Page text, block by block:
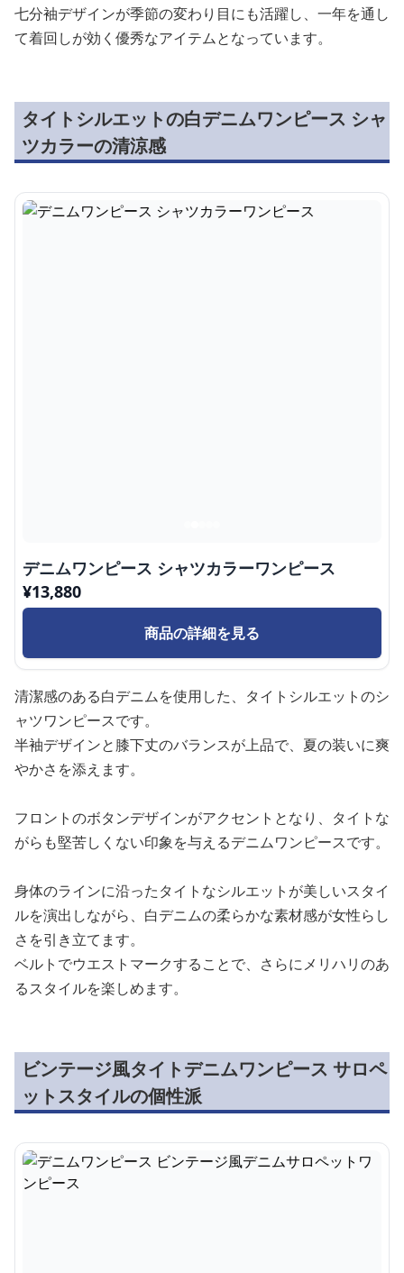
七分袖デザインが季節の変わり目にも活躍し、一年を通し
て着回しが効く優秀なアイテムとなっています。
タイトシルエットの白デニムワンピース シャ
ツカラーの清涼感
デニムワンピース シャツカラーワンピース
¥13,880
商品の詳細を見る
清潔感のある白デニムを使用した、タイトシルエットのシ
ャツワンピースです。
半袖デザインと膝下丈のバランスが上品で、夏の装いに爽
やかさを添えます。
フロントのボタンデザインがアクセントとなり、タイトな
がらも堅苦しくない印象を与えるデニムワンピースです。
身体のラインに沿ったタイトなシルエットが美しいスタイ
ルを演出しながら、白デニムの柔らかな素材感が女性らし
さを引き立てます。
ベルトでウエストマークすることで、さらにメリハリのあ
るスタイルを楽しめます。
ビンテージ風タイトデニムワンピース サロペ
ットスタイルの個性派